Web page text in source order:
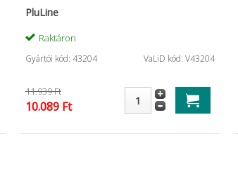
PluLine
Raktáron
Gyártói kód: 43204 VaLiD kód: V43204
11.939 Ft
10.089 Ft